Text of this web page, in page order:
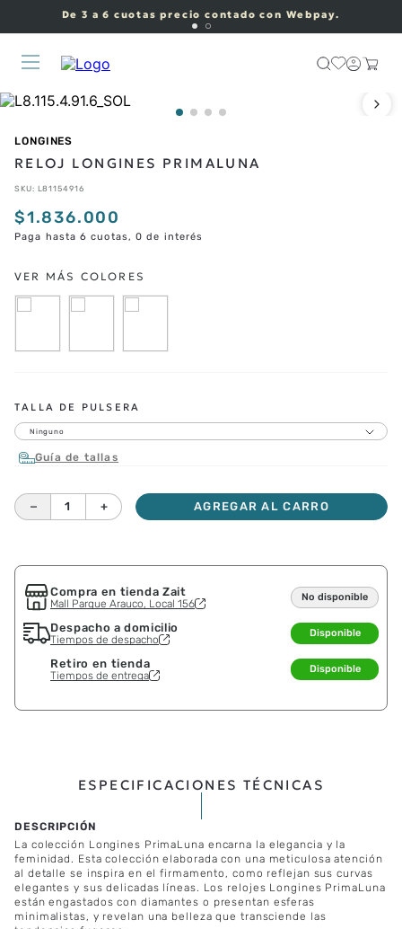
De 3 a 6 cuotas precio contado con Webpay.
LONGINES
RELOJ LONGINES PRIMALUNA
SKU: L81154916
$1.836.000
Paga hasta 6 cuotas, 0 de interés
TALLA DE PULSERA
Ninguno
Guía de tallas
＋
－ AGREGAR AL CARRO
Compra en tienda Zait
Mall Parque Arauco, Local 156
No disponible
Despacho a domicilio
Tiempos de despacho
Disponible
Retiro en tienda
Tiempos de entrega
Disponible
ESPECIFICACIONES TÉCNICAS
La colección Longines PrimaLuna encarna la elegancia y la
feminidad. Esta colección elaborada con una meticulosa atención
al detalle se inspira en el firmamento, como reflejan sus curvas
elegantes y sus delicadas líneas. Los relojes Longines PrimaLuna
están engastados con diamantes o presentan esferas
minimalistas, y revelan una belleza que transciende las